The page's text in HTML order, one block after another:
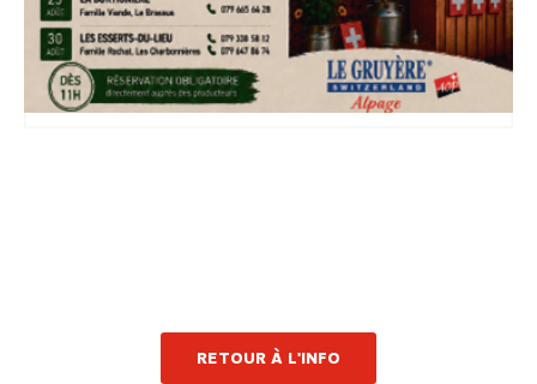
RETOUR À L'INFO